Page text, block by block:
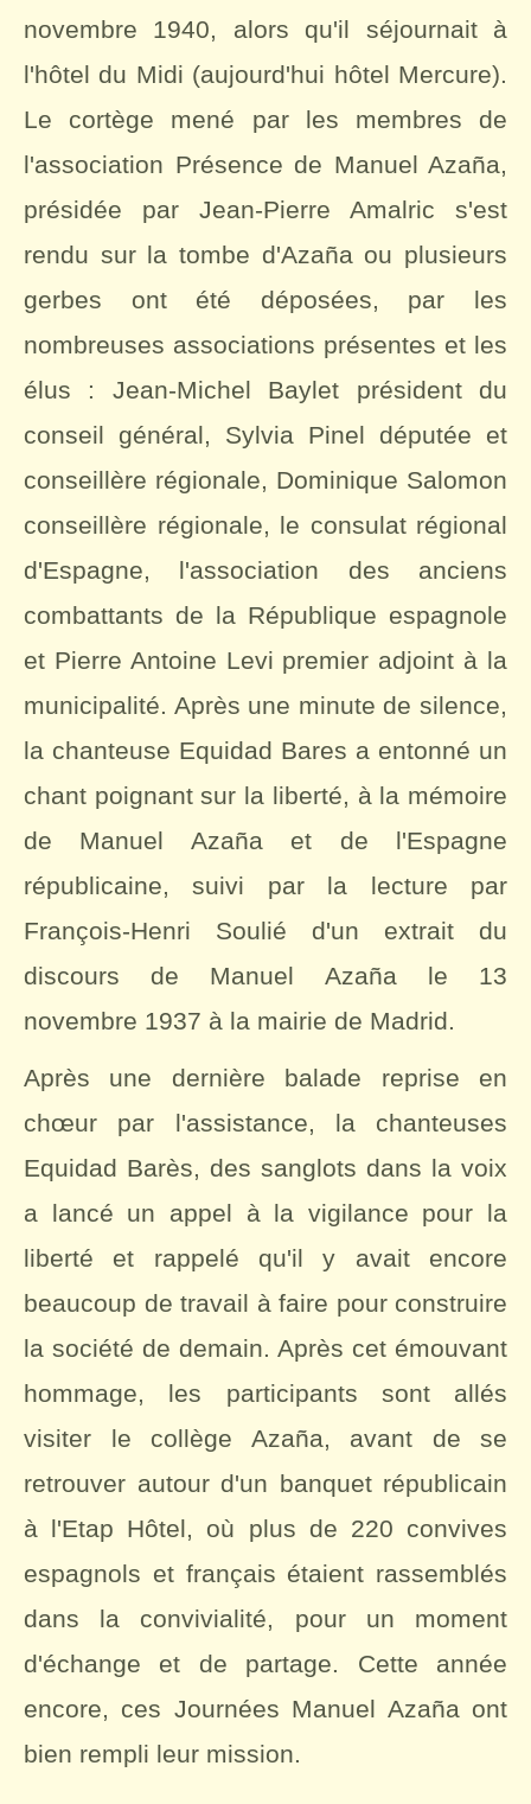
novembre 1940, alors qu'il séjournait à
l'hôtel du Midi (aujourd'hui hôtel Mercure).
Le cortège mené par les membres de
l'association Présence de Manuel Azaña,
présidée par Jean-Pierre Amalric s'est
rendu sur la tombe d'Azaña ou plusieurs
gerbes ont été déposées, par les
nombreuses associations présentes et les
élus : Jean-Michel Baylet président du
conseil général, Sylvia Pinel députée et
conseillère régionale, Dominique Salomon
conseillère régionale, le consulat régional
d'Espagne, l'association des anciens
combattants de la République espagnole
et Pierre Antoine Levi premier adjoint à la
municipalité. Après une minute de silence,
la chanteuse Equidad Bares a entonné un
chant poignant sur la liberté, à la mémoire
de Manuel Azaña et de l'Espagne
républicaine, suivi par la lecture par
François-Henri Soulié d'un extrait du
discours de Manuel Azaña le 13
novembre 1937 à la mairie de Madrid.
Après une dernière balade reprise en
chœur par l'assistance, la chanteuses
Equidad Barès, des sanglots dans la voix
a lancé un appel à la vigilance pour la
liberté et rappelé qu'il y avait encore
beaucoup de travail à faire pour construire
la société de demain. Après cet émouvant
hommage, les participants sont allés
visiter le collège Azaña, avant de se
retrouver autour d'un banquet républicain
à l'Etap Hôtel, où plus de 220 convives
espagnols et français étaient rassemblés
dans la convivialité, pour un moment
d'échange et de partage. Cette année
encore, ces Journées Manuel Azaña ont
bien rempli leur mission.